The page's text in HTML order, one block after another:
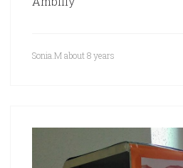
Sonia.Mabout 8 years